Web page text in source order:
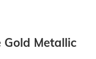
Metallic